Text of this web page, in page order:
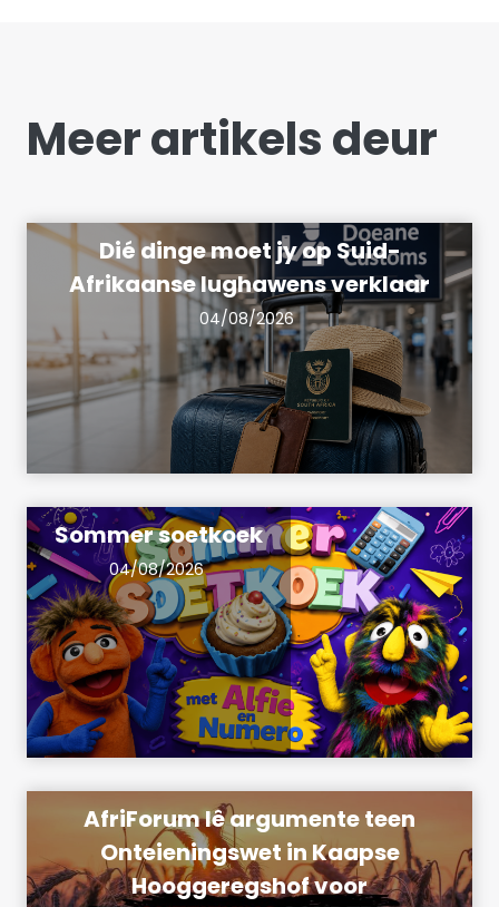
Meer artikels deur
Dié dinge moet jy op Suid-
Afrikaanse lughawens verklaar
04/08/2026
Sommer soetkoek
04/08/2026
AfriForum lê argumente teen
Onteieningswet in Kaapse
Hooggeregshof voor